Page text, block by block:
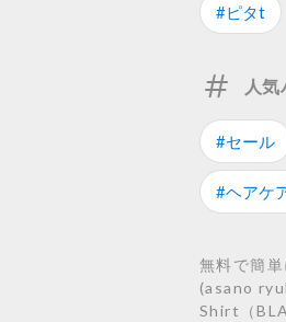
#ピタt
人
#セール
#ヘアケ
無料で簡
(asano
Shirt（